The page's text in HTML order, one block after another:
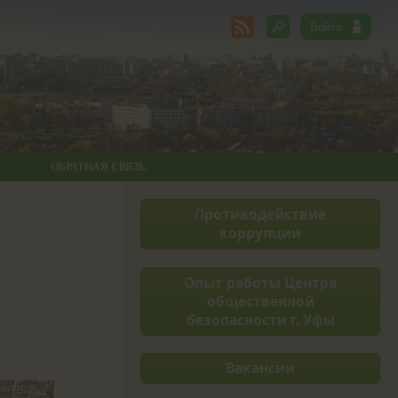
ОБРАТНАЯ СВЯЗЬ
Противодействие
коррупции
Опыт работы Центра
общественной
безопасности г. Уфы
Вакансии